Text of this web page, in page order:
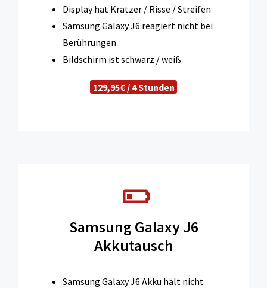
Display hat Kratzer / Risse / Streifen
Samsung Galaxy J6 reagiert nicht bei
Berührungen
Bildschirm ist schwarz / weiß
129,95€ / 4 Stunden
Samsung Galaxy J6
Akkutausch
Samsung Galaxy J6 Akku hält nicht